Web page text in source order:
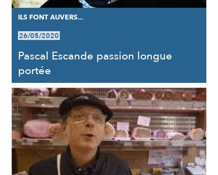
ILS FONT AUVERS...
26/05/2020
Pascal Escande passion longue
portée